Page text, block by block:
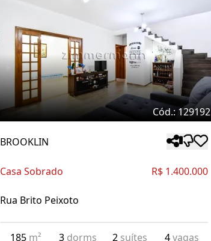
Cód.: 129192
BROOKLIN
Casa Sobrado R$ 1.400.000
Rua Brito Peixoto
185 m² 3 dorms 2 suítes 4vagas